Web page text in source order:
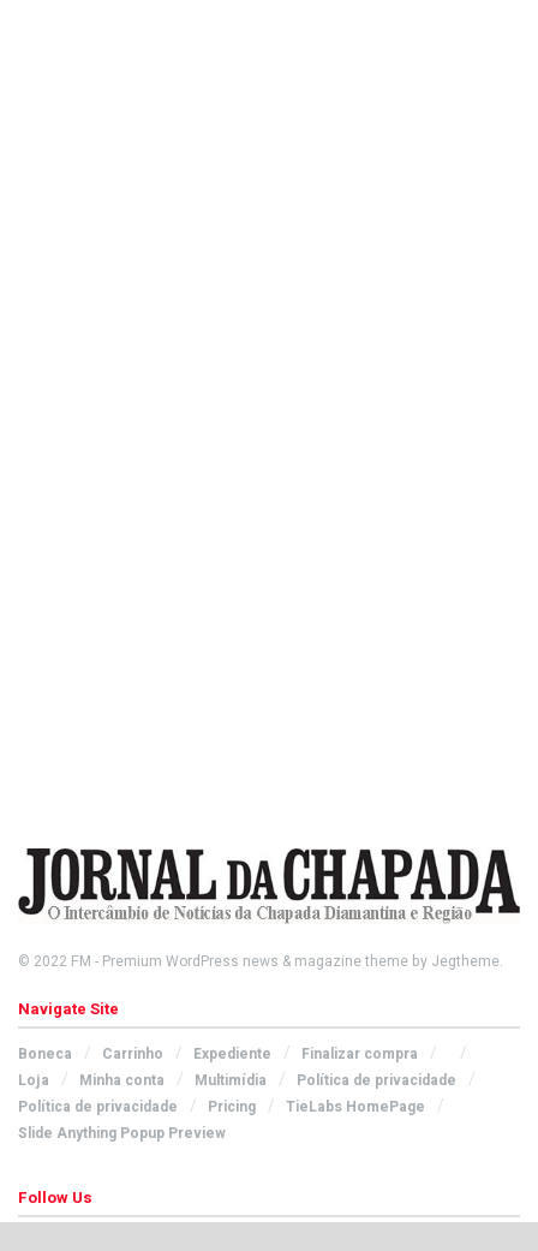
© 2022 FM - Premium WordPress news & magazine theme by Jegtheme.
Navigate Site
Boneca Carrinho Expediente
Finalizar compra
Loja
Minha conta Multimídia
Política de privacidade
Política de privacidade
Pricing
TieLabs HomePage
Slide Anything Popup Preview
Follow Us